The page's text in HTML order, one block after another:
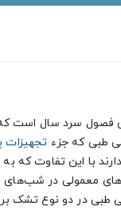
فصول سرد سال است که
طبی که جزء تجهیزات
این تفاوت که به
معمولی در شب‌های
طبی در دو نوع تشک